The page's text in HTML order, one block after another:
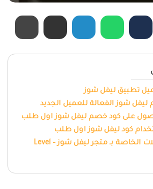
تطبيق ليفل شوز
ليفل شوز الفعالة للعميل الجديد
على كود خصم ليفل شوز اول طلب
كود ليفل شوز اول طلب
أهم المقالات الخاصة بـ متجر ليفل شوز – Level